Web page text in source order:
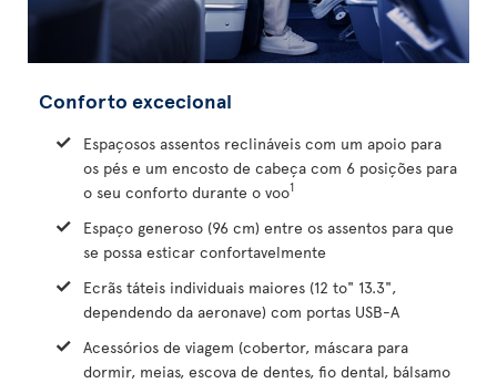
Conforto excecional
Espaçosos assentos reclináveis com um apoio para
os pés e um encosto de cabeça com 6 posições para
o seu conforto durante o voo1
Espaço generoso (96 cm) entre os assentos para que
se possa esticar confortavelmente
Ecrãs táteis individuais maiores (12 to" 13.3",
dependendo da aeronave) com portas USB-A
Acessórios de viagem (cobertor, máscara para
dormir, meias, escova de dentes, fio dental, bálsamo